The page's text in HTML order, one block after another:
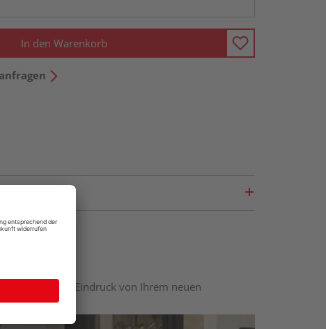
In den Warenkorb
optischen Eindruck von Ihrem neuen